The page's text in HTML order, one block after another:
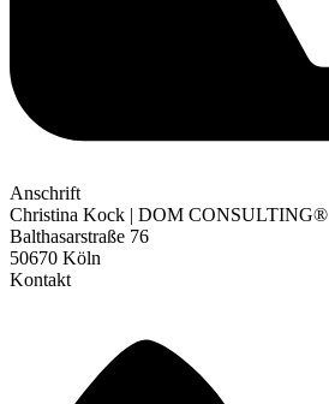
Anschrift
Christina Kock | DOM CONSULTING®
Balthasarstraße 76
50670 Köln
Kontakt